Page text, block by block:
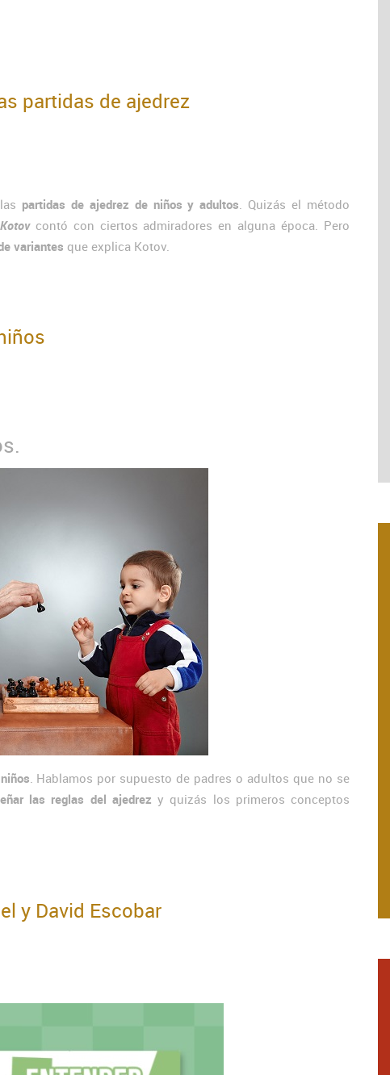
partidas de ajedrez
partidas de ajedrez de niños y adultos. Quizás el método
contó con ciertos admiradores en alguna época. Pero
variantes que explica Kotov.
. Hablamos por supuesto de padres o adultos que no se
las reglas del ajedrez y quizás los primeros conceptos
y David Escobar